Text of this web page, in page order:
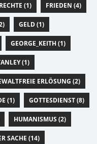
(1) FRIEDEN (4)
GELD (1)
GEORGE_KEITH (1)
(1)
ERLÖSUNG (2)
(1) GOTTESDIENST (8)
HUMANISMUS (2)
SACHE (14)